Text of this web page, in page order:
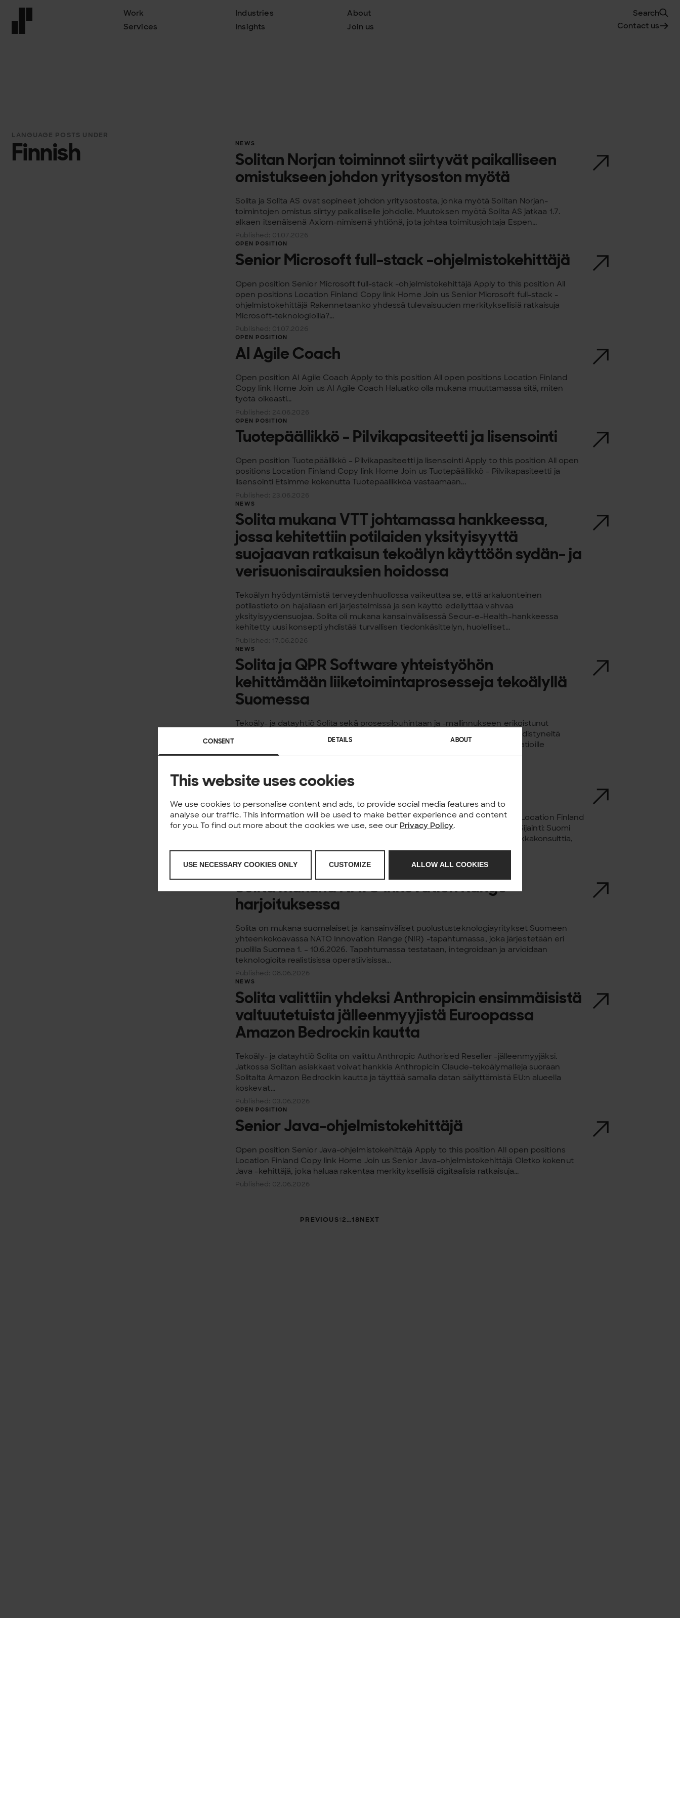
CONSENT DETAILS ABOUT
This website uses cookies
We use cookies to personalise content and ads, to provide social media features and to
analyse our traffic. This information will be used to make better experience and content
for you. To find out more about the cookies we use, see our Privacy Policy.
USE NECESSARY COOKIES ONLY CUSTOMIZE ALLOW ALL COOKIES
Work
Services
Industries
Insights
About
Join us
Search
Contact us
LANGUAGE POSTS UNDER
Finnish NEWS
Solitan Norjan toiminnot siirtyvät paikalliseen
omistukseen johdon yritysoston myötä
Solita ja Solita AS ovat sopineet johdon yritysostosta, jonka myötä Solitan Norjan-
toimintojen omistus siirtyy paikalliselle johdolle. Muutoksen myötä Solita AS jatkaa 1.7.
alkaen itsenäisenä Axiom-nimisenä yhtiönä, jota johtaa toimitusjohtaja Espen...
Published: 01.07.2026
OPEN POSITION
Senior Microsoft full-stack -ohjelmistokehittäjä
Open position Senior Microsoft full-stack -ohjelmistokehittäjä Apply to this position All
open positions Location Finland Copy link Home Join us Senior Microsoft full-stack -
ohjelmistokehittäjä Rakennetaanko yhdessä tulevaisuuden merkityksellisiä ratkaisuja
Microsoft-teknologioilla?...
Published: 01.07.2026
OPEN POSITION
AI Agile Coach
Open position AI Agile Coach Apply to this position All open positions Location Finland
Copy link Home Join us AI Agile Coach Haluatko olla mukana muuttamassa sitä, miten
työtä oikeasti...
Published: 24.06.2026
OPEN POSITION
Tuotepäällikkö - Pilvikapasiteetti ja lisensointi
Open position Tuotepäällikkö – Pilvikapasiteetti ja lisensointi Apply to this position All open
positions Location Finland Copy link Home Join us Tuotepäällikkö – Pilvikapasiteetti ja
lisensointi Etsimme kokenutta Tuotepäällikköä vastaamaan...
Published: 23.06.2026
NEWS
Solita mukana VTT johtamassa hankkeessa,
jossa kehitettiin potilaiden yksityisyyttä
suojaavan ratkaisun tekoälyn käyttöön sydän- ja
verisuonisairauksien hoidossa
Tekoälyn hyödyntämistä terveydenhuollossa vaikeuttaa se, että arkaluonteinen
potilastieto on hajallaan eri järjestelmissä ja sen käyttö edellyttää vahvaa
yksityisyydensuojaa. Solita oli mukana kansainvälisessä Secur-e-Health-hankkeessa
kehitetty uusi konsepti yhdistää turvallisen tiedonkäsittelyn, huolelliset...
Published: 17.06.2026
NEWS
Solita ja QPR Software yhteistyöhön
kehittämään liiketoimintaprosesseja tekoälyllä
Suomessa
Tekoäly- ja datayhtiö Solita sekä prosessilouhintaan ja -mallinnukseen erikoistunut
suomalainen QPR Software ovat solmineet kumppanuuden tarjotakseen edistyneitä
prosessianalytiikan työkaluja ja tukea yrityksille ja julkisen sektorin organisaatioille
Suomessa ja Pohjoismaissa. Kumppanuus...
OPEN POSITION
Analytiikkakonsultti
Open position Analytiikkakonsultti Apply to this position All open positions Location Finland
Copy link Home Join us Analytiikkakonsultti Analytiikkakonsultiksi Solitalle! Sijainti: Suomi
Kokemustaso: Mid – senior Tehtävän kuvaus Etsimme nyt Solitalle Analytiikkakonsulttia,
joka suunnittelee...
Published: 11.06.2026
Solita mukana NATO Innovation Range -
harjoituksessa
Solita on mukana suomalaiset ja kansainväliset puolustusteknologiayritykset Suomeen
yhteenkokoavassa NATO Innovation Range (NIR) -tapahtumassa, joka järjestetään eri
puolilla Suomea 1. – 10.6.2026. Tapahtumassa testataan, integroidaan ja arvioidaan
teknologioita realistisissa operatiivisissa...
Published: 08.06.2026
NEWS
Solita valittiin yhdeksi Anthropicin ensimmäisistä
valtuutetuista jälleenmyyjistä Euroopassa
Amazon Bedrockin kautta
Tekoäly- ja datayhtiö Solita on valittu Anthropic Authorised Reseller -jälleenmyyjäksi.
Jatkossa Solitan asiakkaat voivat hankkia Anthropicin Claude-tekoälymalleja suoraan
Solitalta Amazon Bedrockin kautta ja täyttää samalla datan säilyttämistä EU:n alueella
koskevat...
Published: 03.06.2026
OPEN POSITION
Senior Java-ohjelmistokehittäjä
Open position Senior Java-ohjelmistokehittäjä Apply to this position All open positions
Location Finland Copy link Home Join us Senior Java-ohjelmistokehittäjä Oletko kokenut
Java -kehittäjä, joka haluaa rakentaa merkityksellisiä digitaalisia ratkaisuja...
Published: 02.06.2026
Taxonomy paging
PREVIOUS 2…18NEXT